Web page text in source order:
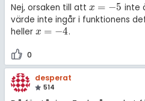
Nej, orsaken till att x = −5
x=-5
inte
värde inte ingår i funktionens
heller x = −4
x=-4 .
0
desperat
514